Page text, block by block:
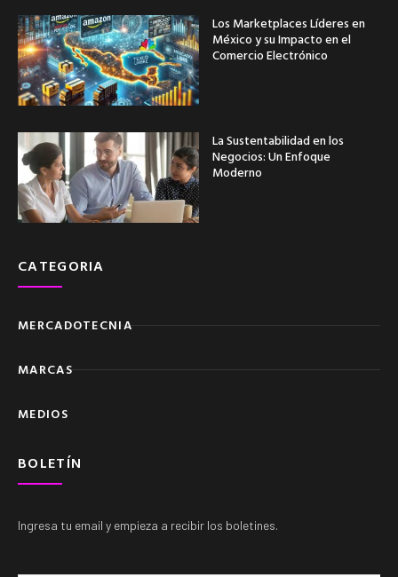
Los Marketplaces Líderes en
México y su Impacto en el
Comercio Electrónico
La Sustentabilidad en los
Negocios: Un Enfoque
Moderno
CATEGORIA
MERCADOTECNIA
MARCAS
MEDIOS
BOLETÍN
Ingresa tu email y empieza a recibir los boletines.